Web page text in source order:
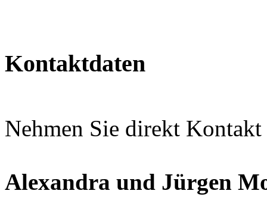
Kontaktdaten
Nehmen Sie direkt
Alexandra und Jürgen